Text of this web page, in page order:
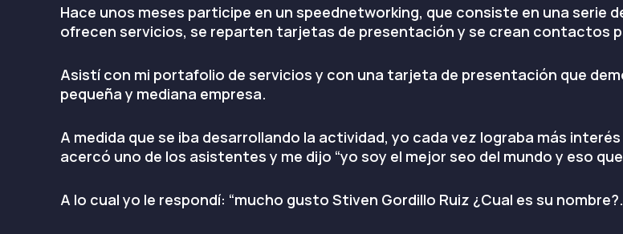
Hace unos meses participe en un speednetworking, que consiste en una serie
ofrecen servicios, se reparten tarjetas de presentación y se crean contactos
Asistí con mi portafolio de servicios y con una tarjeta de presentación que
pequeña y mediana empresa.
A medida que se iba desarrollando la actividad, yo cada vez lograba más
acercó uno de los asistentes y me dijo “yo soy el mejor seo del mundo y eso
A lo cual yo le respondí: “mucho gusto Stiven Gordillo Ruiz ¿Cual es su nombre?.